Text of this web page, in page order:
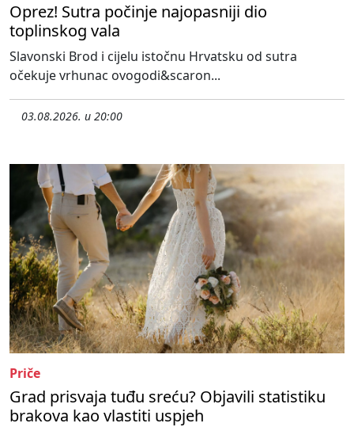
Oprez! Sutra počinje najopasniji dio
toplinskog vala
Slavonski Brod i cijelu istočnu Hrvatsku od sutra
očekuje vrhunac ovogodi&scaron...
03.08.2026. u 20:00
Priče
Grad prisvaja tuđu sreću? Objavili statistiku
brakova kao vlastiti uspjeh